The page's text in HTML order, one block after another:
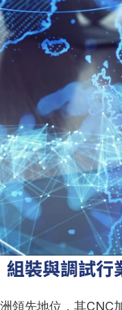
裝與調試行
領先地位，其CNC